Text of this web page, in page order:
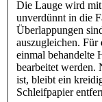
Die Lauge wird
unverdünnt in die
Überlappungen
auszugleichen. Für
einmal behandelte
bearbeitet werden.
ist, bleibt ein
Schleifpapier